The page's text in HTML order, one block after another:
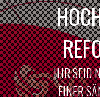
IHR SEID
EINER